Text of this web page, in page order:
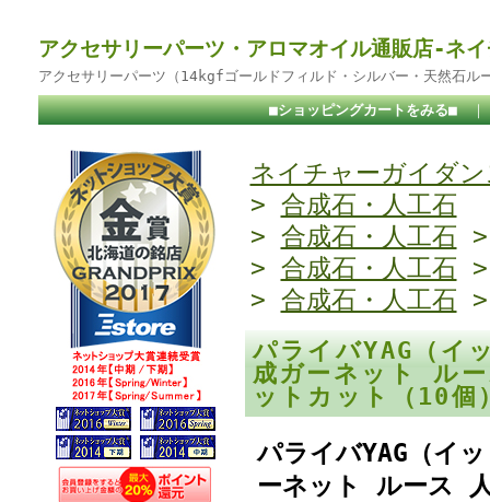
アクセサリーパーツ・アロマオイル通販店-ネ
アクセサリーパーツ（14kgfゴールドフィルド・シルバー・天然石ル
■ショッピングカートをみる■
ネイチャーガイダン
> 合成石・人工石
> 合成石・人工石
> 合成石・人工石
> 合成石・人工石
パライバYAG（イ
成ガーネット ル
ットカット（10
パライバYAG（イ
ーネット ルース